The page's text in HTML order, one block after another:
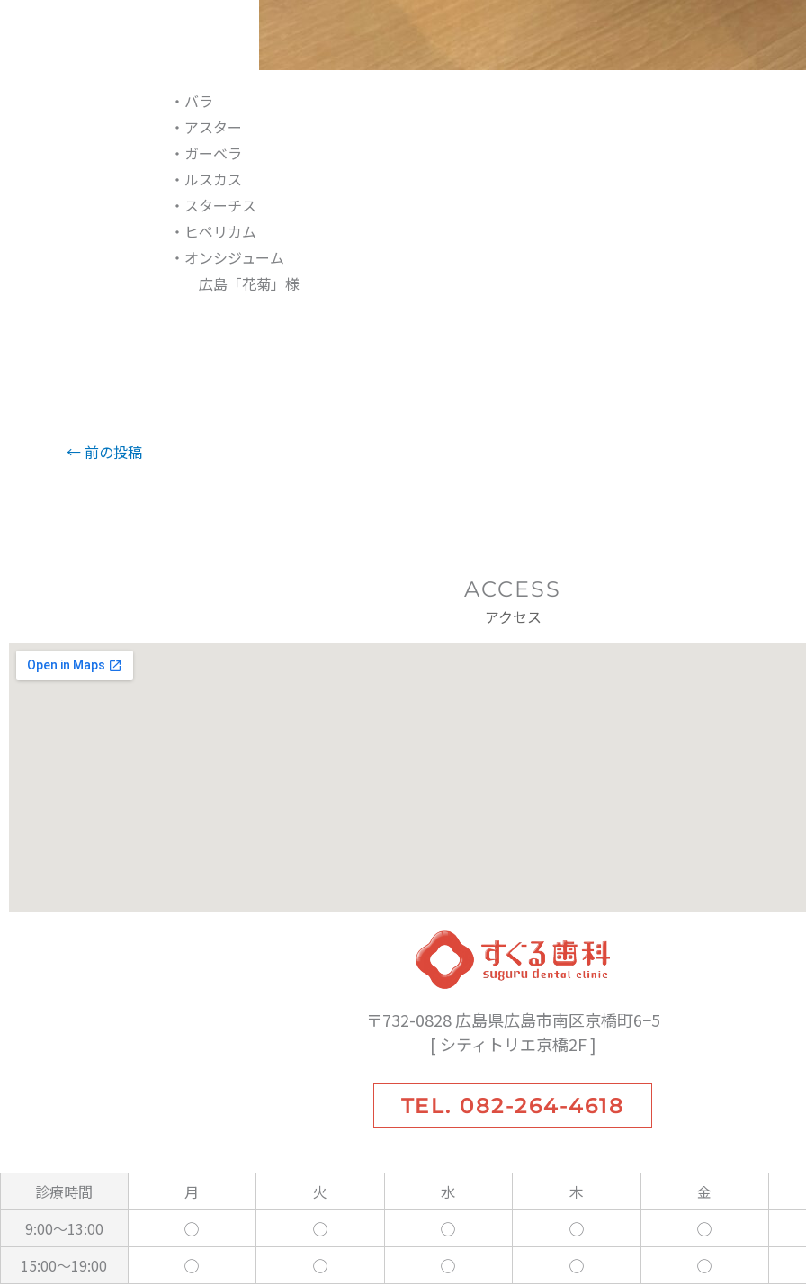
・バラ
・アスター
・ガーベラ
・ルスカス
・スターチス
・ヒペリカム
・オンシジューム
広島「花菊」様
←前の投稿
ACCESS
アクセス
〒732-0828 広島県広島市南区京橋町6−5
[ シティトリエ京橋2F ]
TEL. 082-264-4618
診療時間 月 火 水 木 金
9:00～13:00 ◯ ◯ ◯ ◯ ◯
15:00～19:00 ◯ ◯ ◯ ◯ ◯